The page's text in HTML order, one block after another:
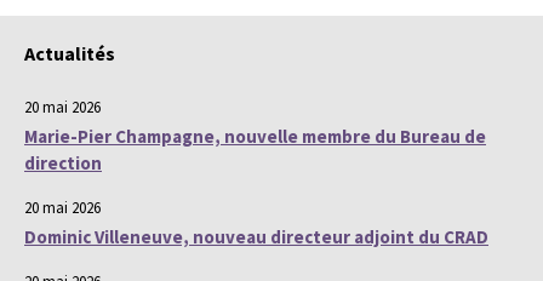
Actualités
20 mai 2026
Marie-Pier Champagne, nouvelle membre du Bureau de
direction
20 mai 2026
Dominic Villeneuve, nouveau directeur adjoint du CRAD